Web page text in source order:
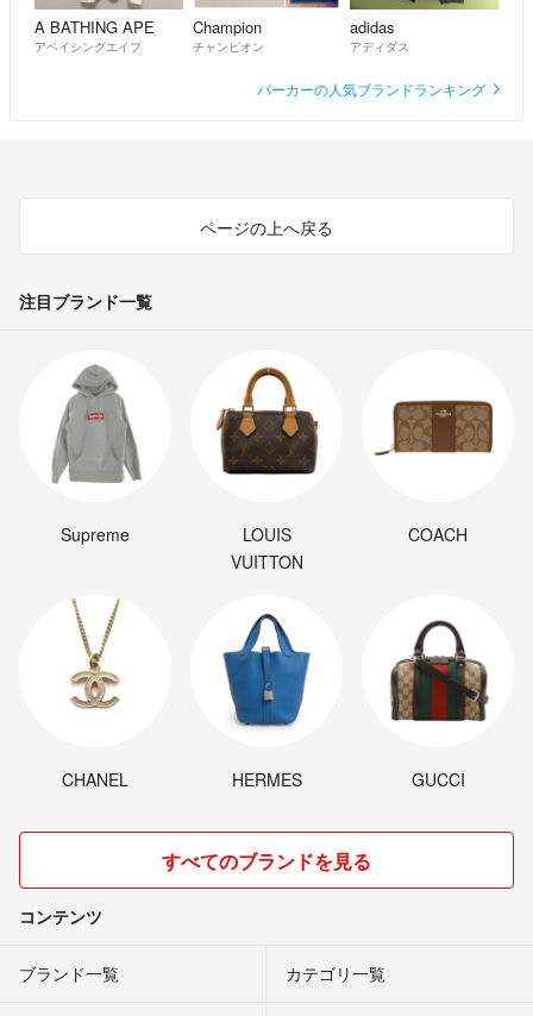
A BATHING APE
アベイシングエイプ
Champion
チャンピオン
adidas
アディダス
パーカーの人気ブランドランキング
ページの上へ戻る
注目ブランド一覧
Supreme
LOUIS
VUITTON
COACH
CHANEL HERMES GUCCI
すべてのブランドを見る
コンテンツ
ブランド一覧 カテゴリ一覧